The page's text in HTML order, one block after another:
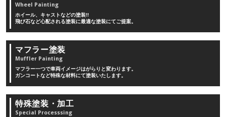
Wheel Painting
ホイール、キャストなどの塗装!!
飛び石など心配される塗装に最適な塗装にてご提案。
マフラー塗装
Muffler Painting
マフラー一つで車両イメージはがらりと変わります。
ガンコートなど特殊な材料にて塗装いたします。
特殊塗装・加工
Special Processsing